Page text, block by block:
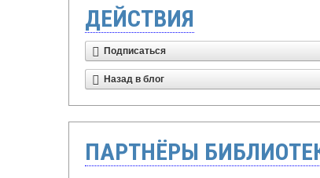
ДЕЙСТВИЯ
Подписаться
Назад в блог
ПАРТНЁРЫ